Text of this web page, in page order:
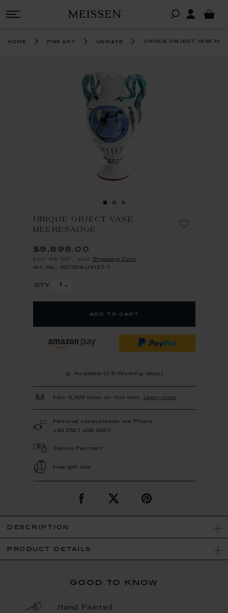
home fine art unikate unique object vase
UNIQUE OBJECT VASE
MEERESAUGE
$9,898.00
Excl. 0% VAT excl. Shipping Cost
Art.-No.: 63C009-U4137-1
qty
add to cart
Available (3-5 Working days)
Earn 9,898 miles on this item. Learn more
Personal consultation via Phone
+49 3521 468 6630
Secure Payment
Free gift box
description
product details
good to know
Hand Painted